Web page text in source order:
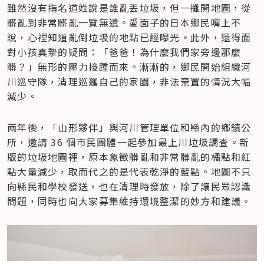
雖然沒有指名道姓說是誰亂丟垃圾，但一攤開地圖，從
髒亂到非常髒亂一覽無遺。愛面子的日本鄉民嘴上不
說，心裡知道亂倒垃圾的地點已經曝光。此外，還得面
對小孩真摯的疑問：「爸爸！為什麼我們家旁邊那麼
髒？」無形的壓力接踵而來。漸漸的，鄉民開始組織河
川巡守隊，清理巡邏自己的家園，非法棄置的情況大幅
減少。
兩年後，「山形夥伴」與河川管理單位和縣內的鄉鎮公
所，邀請 36 個市民團體一起參加最上川垃圾調查。新
版的垃圾地圖裡，原本象徵髒亂和非常髒亂的橘點和紅
點大量減少，取而代之的是代表乾淨的藍點。地圖不只
向縣民和學校發送，也在清理時發放，除了讓民眾認識
問題，同時也向大家募集維持環境整潔的妙方和建議。